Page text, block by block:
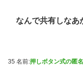
なんで共有しなあ
35 名前:押しボタン式の匿